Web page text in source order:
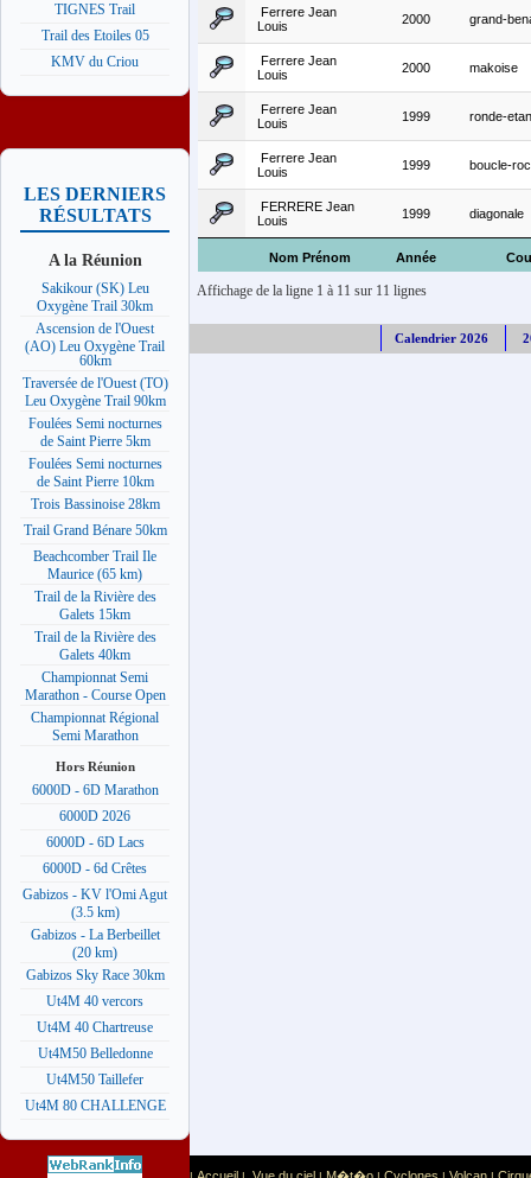
TIGNES Trail
Trail des Etoiles 05
KMV du Criou
LES DERNIERS
RÉSULTATS
A la Réunion
Sakikour (SK) Leu
Oxygène Trail 30km
Ascension de l'Ouest
(AO) Leu Oxygène Trail
60km
Traversée de l'Ouest (TO)
Leu Oxygène Trail 90km
Foulées Semi nocturnes
de Saint Pierre 5km
Foulées Semi nocturnes
de Saint Pierre 10km
Trois Bassinoise 28km
Trail Grand Bénare 50km
Beachcomber Trail Ile
Maurice (65 km)
Trail de la Rivière des
Galets 15km
Trail de la Rivière des
Galets 40km
Championnat Semi
Marathon - Course Open
Championnat Régional
Semi Marathon
Hors Réunion
6000D - 6D Marathon
6000D 2026
6000D - 6D Lacs
6000D - 6d Crêtes
Gabizos - KV l'Omi Agut
(3.5 km)
Gabizos - La Berbeillet
(20 km)
Gabizos Sky Race 30km
Ut4M 40 vercors
Ut4M 40 Chartreuse
Ut4M50 Belledonne
Ut4M50 Taillefer
Ut4M 80 CHALLENGE
Nom Prénom Année
Ferrere Jean
Louis
2000 grand-
Ferrere Jean
Louis
2000 makoise
Ferrere Jean
Louis
1999 ronde-
Ferrere Jean
Louis
1999 boucle-
FERRERE Jean
Louis
1999 diagonale
Affichage de la ligne 1 à 11 sur 11 lignes
Calendrier 2026